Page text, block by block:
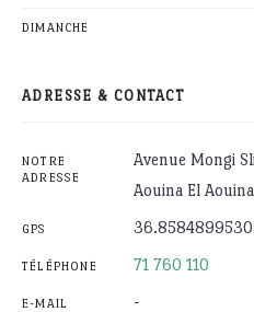
DIMANCHE
ADRESSE & CONTACT
NOTRE
ADRESSE
Avenue Mongi
Aouina El
GPS
TÉLÉPHONE 71 760 110
E-MAIL -